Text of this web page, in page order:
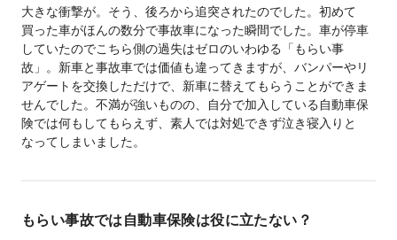
大きな衝撃が。そう、後ろから追突されたのでした。初めて
買った車がほんの数分で事故車になった瞬間でした。車が停車
していたのでこちら側の過失はゼロのいわゆる「もらい事
故」。新車と事故車では価値も違ってきますが、バンパーやリ
アゲートを交換しただけで、新車に替えてもらうことができま
せんでした。不満が強いものの、自分で加入している自動車保
険では何もしてもらえず、素人では対処できず泣き寝入りと
なってしまいました。
もらい事故では自動車保険は役に立たない？